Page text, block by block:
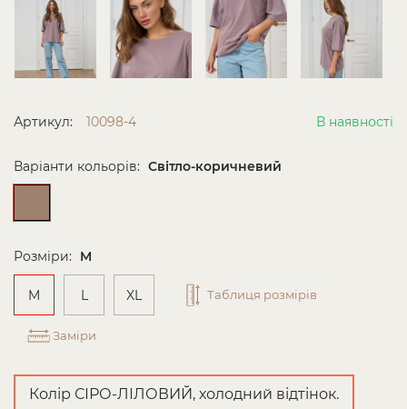
Артикул: 10098-4 В наявності
Варіанти кольорів: Світло-коричневий
Розміри: M
M L XL Таблиця розмірів
Заміри
Колір СІРО-ЛІЛОВИЙ, холодний відтінок.